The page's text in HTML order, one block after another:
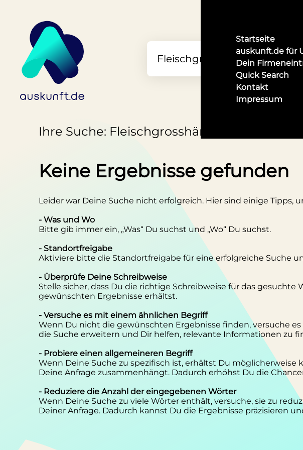
Startseite
auskunft.de für
Dein
Quick Search
Kontakt
Impressum
Ihre Suche: Fleischgrosshändler in Münster
Keine Ergebnisse gefunden
Leider war Deine Suche nicht erfolgreich. Hier sind einige Tipps,
- Was und Wo
Bitte gib immer ein, „Was“ Du suchst und „Wo“ Du suchst.
- Standortfreigabe
Aktiviere bitte die Standortfreigabe für eine erfolgreiche Suche
- Überprüfe Deine Schreibweise
Stelle sicher, dass Du die richtige Schreibweise für das
gewünschten Ergebnisse erhältst.
- Versuche es mit einem ähnlichen Begriff
Wenn Du nicht die gewünschten Ergebnisse finden, versuche
die Suche erweitern und Dir helfen, relevante Informationen zu
- Probiere einen allgemeineren Begriff
Wenn Deine Suche zu spezifisch ist, erhältst Du
Deine Anfrage zusammenhängt. Dadurch erhöhst Du die
- Reduziere die Anzahl der eingegebenen Wörter
Wenn Deine Suche zu viele Wörter enthält, versuche, sie zu
Deiner Anfrage. Dadurch kannst Du die Ergebnisse präzisieren